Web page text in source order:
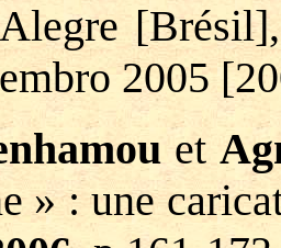
2005
et
» : une